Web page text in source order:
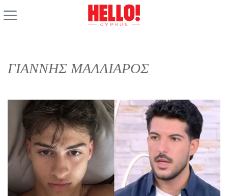
ΓΙΑΝΝΗΣ ΜΑΛΛΙΑΡΟΣ